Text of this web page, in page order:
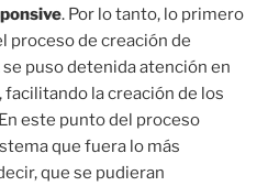
. Por lo tanto, lo primero
proceso de creación de
puso detenida atención en
facilitando la creación de los
este punto del proceso
que fuera lo más
que se pudieran